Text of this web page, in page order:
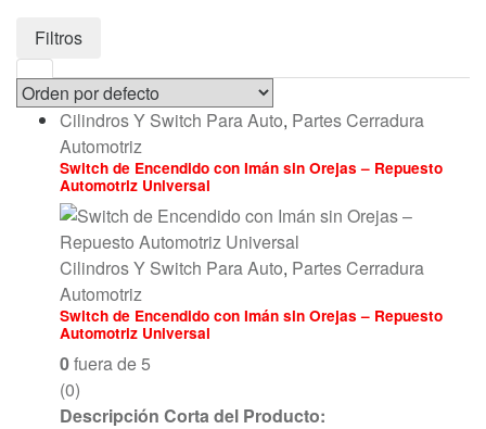
Filtros
Cilindros Y Switch Para Auto, Partes Cerradura
Automotriz
Switch de Encendido con Imán sin Orejas – Repuesto
Automotriz Universal
Cilindros Y Switch Para Auto, Partes Cerradura
Automotriz
Switch de Encendido con Imán sin Orejas – Repuesto
Automotriz Universal
0fuera de 5
(0)
Descripción Corta del Producto: